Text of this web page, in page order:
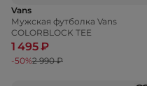
Vans
Мужская футболка Vans
COLORBLOCK TEE
1 495 ₽
-50%2 990 ₽